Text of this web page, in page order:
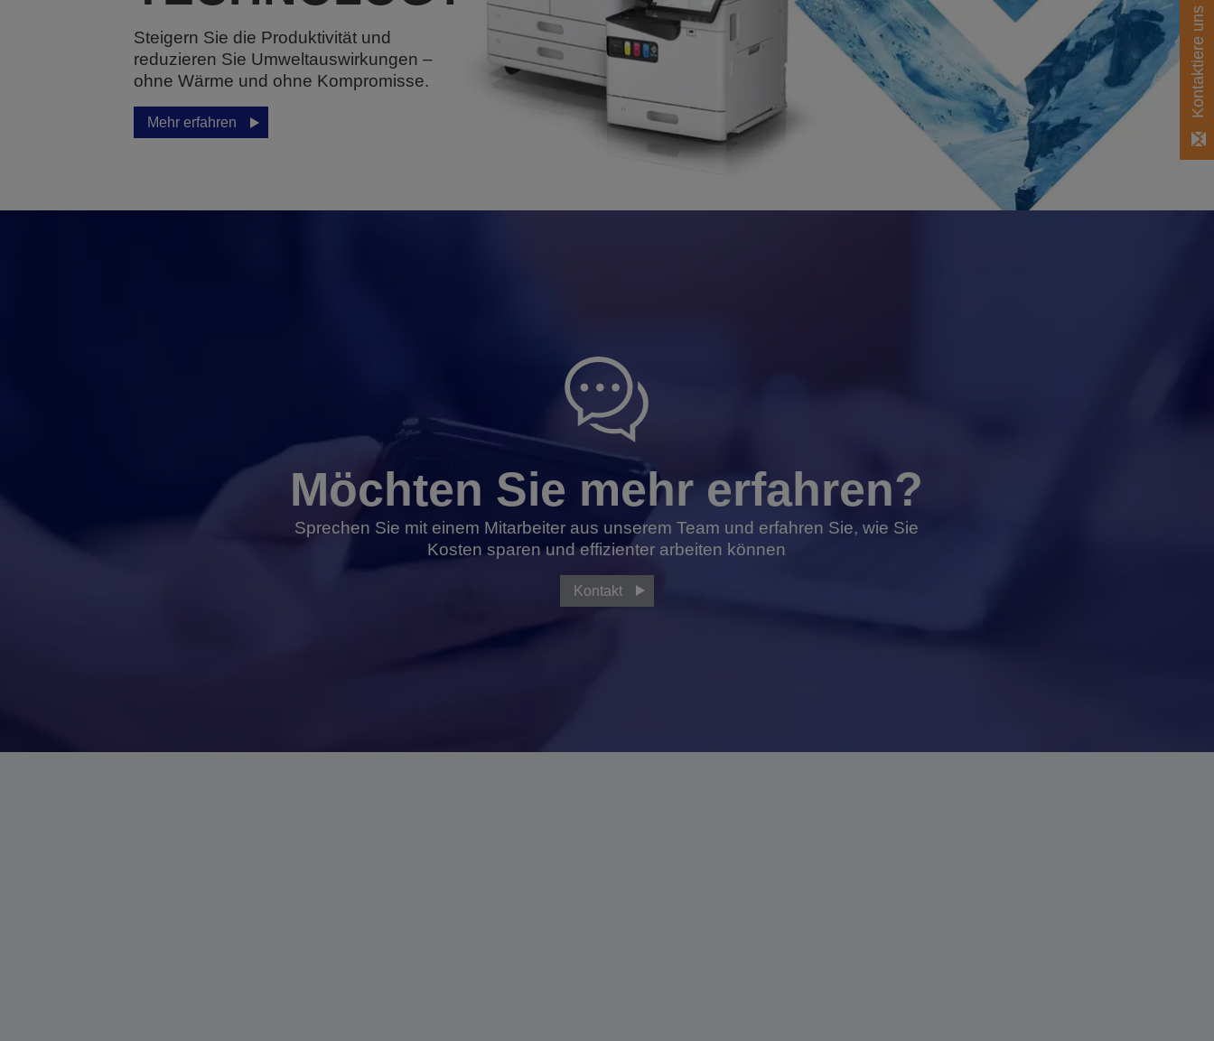
Steigern Sie die Produktivität und
reduzieren Sie Umweltauswirkungen –
ohne Wärme und ohne Kompromisse.
Mehr erfahren
Möchten Sie mehr erfahren?
Sprechen Sie mit einem Mitarbeiter aus unserem Team und erfahren Sie, wie Sie
Kosten sparen und effizienter arbeiten können
Kontakt
Kontaktiere uns